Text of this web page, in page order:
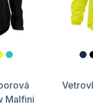
Malfini